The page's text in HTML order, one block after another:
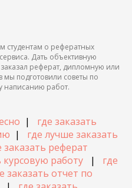
студентам о рефератных
Дать объективную
заказал реферат, дипломную или
подготовили советы по
написанию работ.
| где заказать
| где лучше заказать
заказать реферат
курсовую работу | где
заказать отчет по